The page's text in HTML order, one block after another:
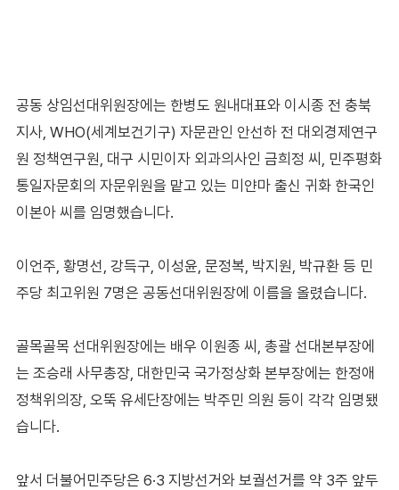
공동 상임선대위원장에는 한병도 원내대표와 이시종 전 충북
지사, WHO(세계보건기구) 자문관인 안선하 전 대외경제연구
원 정책연구원, 대구 시민이자 외과의사인 금희정 씨, 민주평화
통일자문회의 자문위원을 맡고 있는 미얀마 출신 귀화 한국인
이본아 씨를 임명했습니다.
이언주, 황명선, 강득구, 이성윤, 문정복, 박지원, 박규환 등 민
주당 최고위원 7명은 공동선대위원장에 이름을 올렸습니다.
골목골목 선대위원장에는 배우 이원종 씨, 총괄 선대본부장에
는 조승래 사무총장, 대한민국 국가정상화 본부장에는 한정애
정책위의장, 오뚝 유세단장에는 박주민 의원 등이 각각 임명됐
습니다.
앞서 더불어민주당은 6·3 지방선거와 보궐선거를 약 3주 앞두